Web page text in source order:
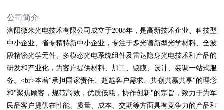
公司简介
洛阳微米光电技术有限公司成立于2008年，是高新技术企业、科技型
中小企业、省专精特新中小企业，专注于多光谱新型光学材料、全波
段精密光学元件、多模态光电系统组件及雷达隐身光电技术和产品的
研发和产业化，为客户提供材料、加工、镀膜、设计、装调一站式服
务。<br>本着"承担国家责任、超越客户需求、共创共赢共享"的理念
和"聚焦顾客，规范高效，优质低耗，协作创新"的宗旨，致力于为军
民品客户提供在性能、质量、成本、交期等方面具有竞争力的产品和